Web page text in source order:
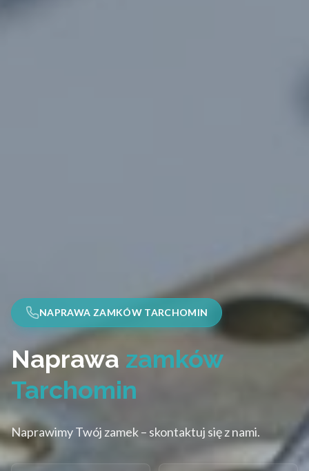
NAPRAWA ZAMKÓW TARCHOMIN
Naprawa zamków
Tarchomin
Naprawimy Twój zamek – skontaktuj się z nami.